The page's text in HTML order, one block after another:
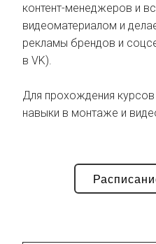
контент-менеджеров и
видеоматериалом и
рекламы брендов и
в VK).
Для прохождения
навыки в монтаже и